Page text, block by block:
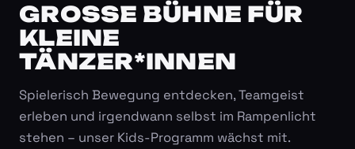
GROSSE BÜHNE FÜR K
LEINE T
ÄNZER*INNEN
Spielerisch Bewegung entdecken, Teamgeist
erleben und irgendwann selbst im Rampenlicht
stehen – unser Kids-Programm wächst mit.